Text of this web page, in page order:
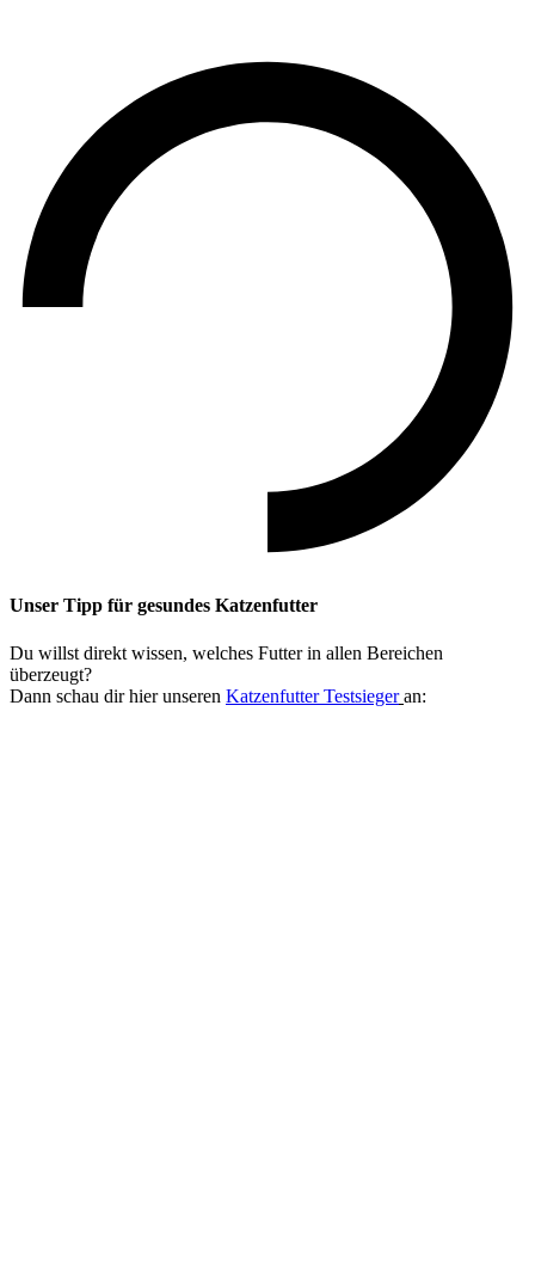
Unser Tipp für gesundes Katzenfutter
Du willst direkt wissen, welches Futter in allen Bereichen
überzeugt?
Dann schau dir hier unseren Katzenfutter Testsieger an: